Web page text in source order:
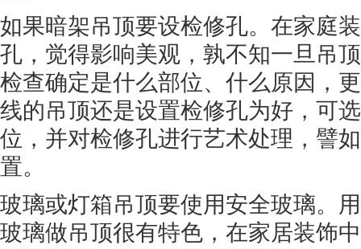
如果暗架吊顶要设检修孔。在家庭
孔，觉得影响美观，孰不知一旦吊
检查确定是什么部位、什么原因，
线的吊顶还是设置检修孔为好，可
位，并对检修孔进行艺术处理，譬
置。
玻璃或灯箱吊顶要使用安全玻璃。
玻璃做吊顶很有特色，在家居装饰